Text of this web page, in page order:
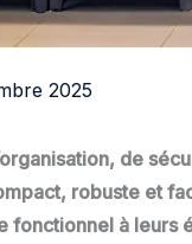
2025
de
robuste et
fonctionnel à